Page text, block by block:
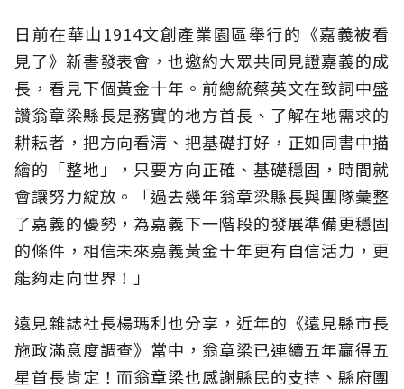
日前在華山1914文創產業園區舉行的《嘉義被看
見了》新書發表會，也邀約大眾共同見證嘉義的成
長，看見下個黃金十年。前總統蔡英文在致詞中盛
讚翁章梁縣長是務實的地方首長、了解在地需求的
耕耘者，把方向看清、把基礎打好，正如同書中描
繪的「整地」，只要方向正確、基礎穩固，時間就
會讓努力綻放。「過去幾年翁章梁縣長與團隊彙整
了嘉義的優勢，為嘉義下一階段的發展準備更穩固
的條件，相信未來嘉義黃金十年更有自信活力，更
能夠走向世界！」
遠見雜誌社長楊瑪利也分享，近年的《遠見縣市長
施政滿意度調查》當中，翁章梁已連續五年贏得五
星首長肯定！而翁章梁也感謝縣民的支持、縣府團